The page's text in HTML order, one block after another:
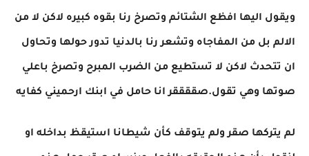
ويقول اليها افظع الشتائم وتصرخ رنا بقوه كبيره لاكن لا من
الالم بل من المفاجاه وتشعر رنا بالدنيا تدور حولها وتحاول
ان تتحدث لاكن لا تستطيع من الضرب المبرح وتصرخ باعلي
صوتها وهي تقول.صققققر انا حامل في ابنك ارحميني كفايه
لم يتركها صقر ولم يتوقف كأن شيطانا استيقظ بداخله او